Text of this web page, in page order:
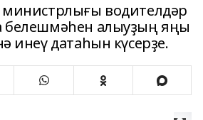
министрлығы водителдәр
белешмәһен алыуҙың яңы
инеү датаһын күсерҙе.